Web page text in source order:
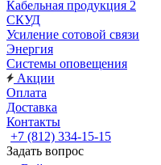
Кабельная продукция 2
СКУД
Усиление сотовой связи
Энергия
Системы оповещения
Акции
Оплата
Доставка
Контакты
+7 (812) 334-15-15
Задать вопрос